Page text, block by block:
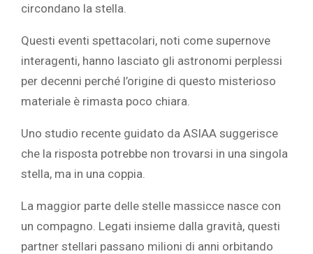
circondano la stella.
Questi eventi spettacolari, noti come supernove
interagenti, hanno lasciato gli astronomi perplessi
per decenni perché l’origine di questo misterioso
materiale è rimasta poco chiara.
Uno studio recente guidato da ASIAA suggerisce
che la risposta potrebbe non trovarsi in una singola
stella, ma in una coppia.
La maggior parte delle stelle massicce nasce con
un compagno. Legati insieme dalla gravità, questi
partner stellari passano milioni di anni orbitando